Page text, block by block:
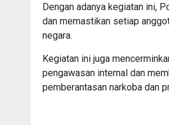
Dengan adanya kegiatan ini,
dan memastikan setiap
negara.
Kegiatan ini juga
pengawasan internal dan
pemberantasan narkoba dan